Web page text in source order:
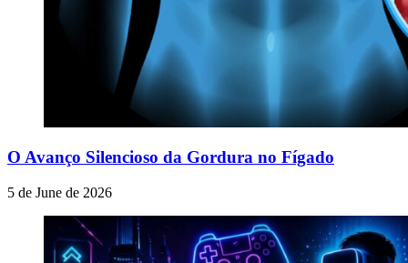
O Avanço Silencioso da Gordura no Fígado
5 de June de 2026